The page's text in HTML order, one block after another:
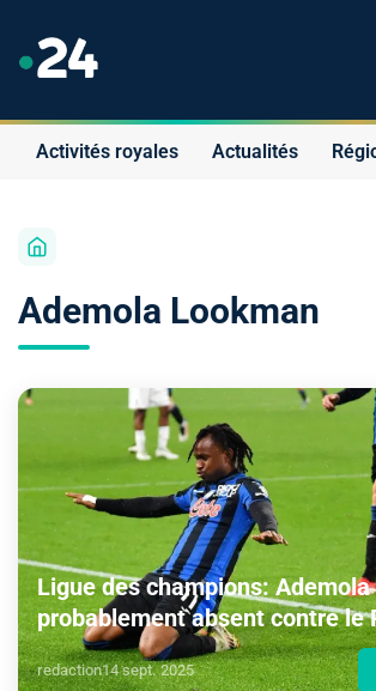
Activités royales Actualités
Ademola Lookman
Ligue des champions:
probablement absent contre le
redaction14 sept. 2025